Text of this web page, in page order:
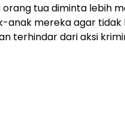
orang tua diminta lebih
anak mereka agar tidak
terhindar dari aksi